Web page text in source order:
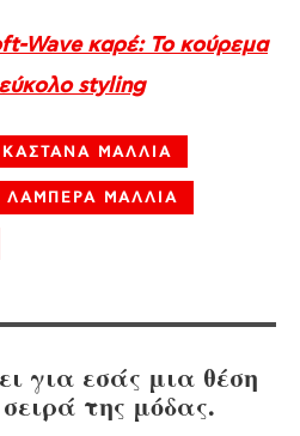
Wave καρέ: Το κούρεμα
εύκολο styling
ΚΑΣΤΑΝΑ ΜΑΛΛΙΑ
ΛΑΜΠΕΡΑ ΜΑΛΛΙΑ
για εσάς μια θέση
της μόδας.